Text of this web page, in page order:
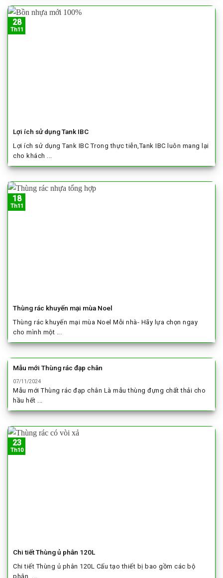
Lợi ích sử dụng Tank IBC
Lợi ích sử dụng Tank IBC Trong thực tiễn,Tank IBC luôn mang lại
cho khách ...
28
Th11
Thùng rác khuyến mại mùa Noel
Thùng rác khuyến mại mùa Noel Mỗi nhà- Hãy lựa chọn ngay
cho mình một ...
18
Th11
Mẫu mới Thùng rác đạp chân
07/11/2024
Mẫu mới Thùng rác đạp chân Là mẫu thùng đựng chất thải cho
hầu hết ...
Chi tiết Thùng ủ phân 120L
Chi tiết Thùng ủ phân 120L Cấu tạo thiết bị bao gồm các bộ
phận ...
23
Th10